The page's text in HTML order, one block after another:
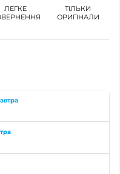
ЛЕГКЕ
ТІЛЬКИ
ОРИГІНАЛИ